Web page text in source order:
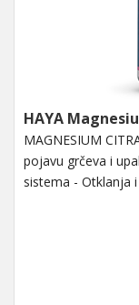
HAYA
MAGNESIUM
pojavu grčeva i
sistema - Otklanja